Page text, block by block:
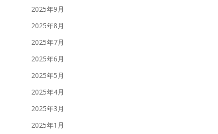
2025年9月
2025年8月
2025年7月
2025年6月
2025年5月
2025年4月
2025年3月
2025年1月